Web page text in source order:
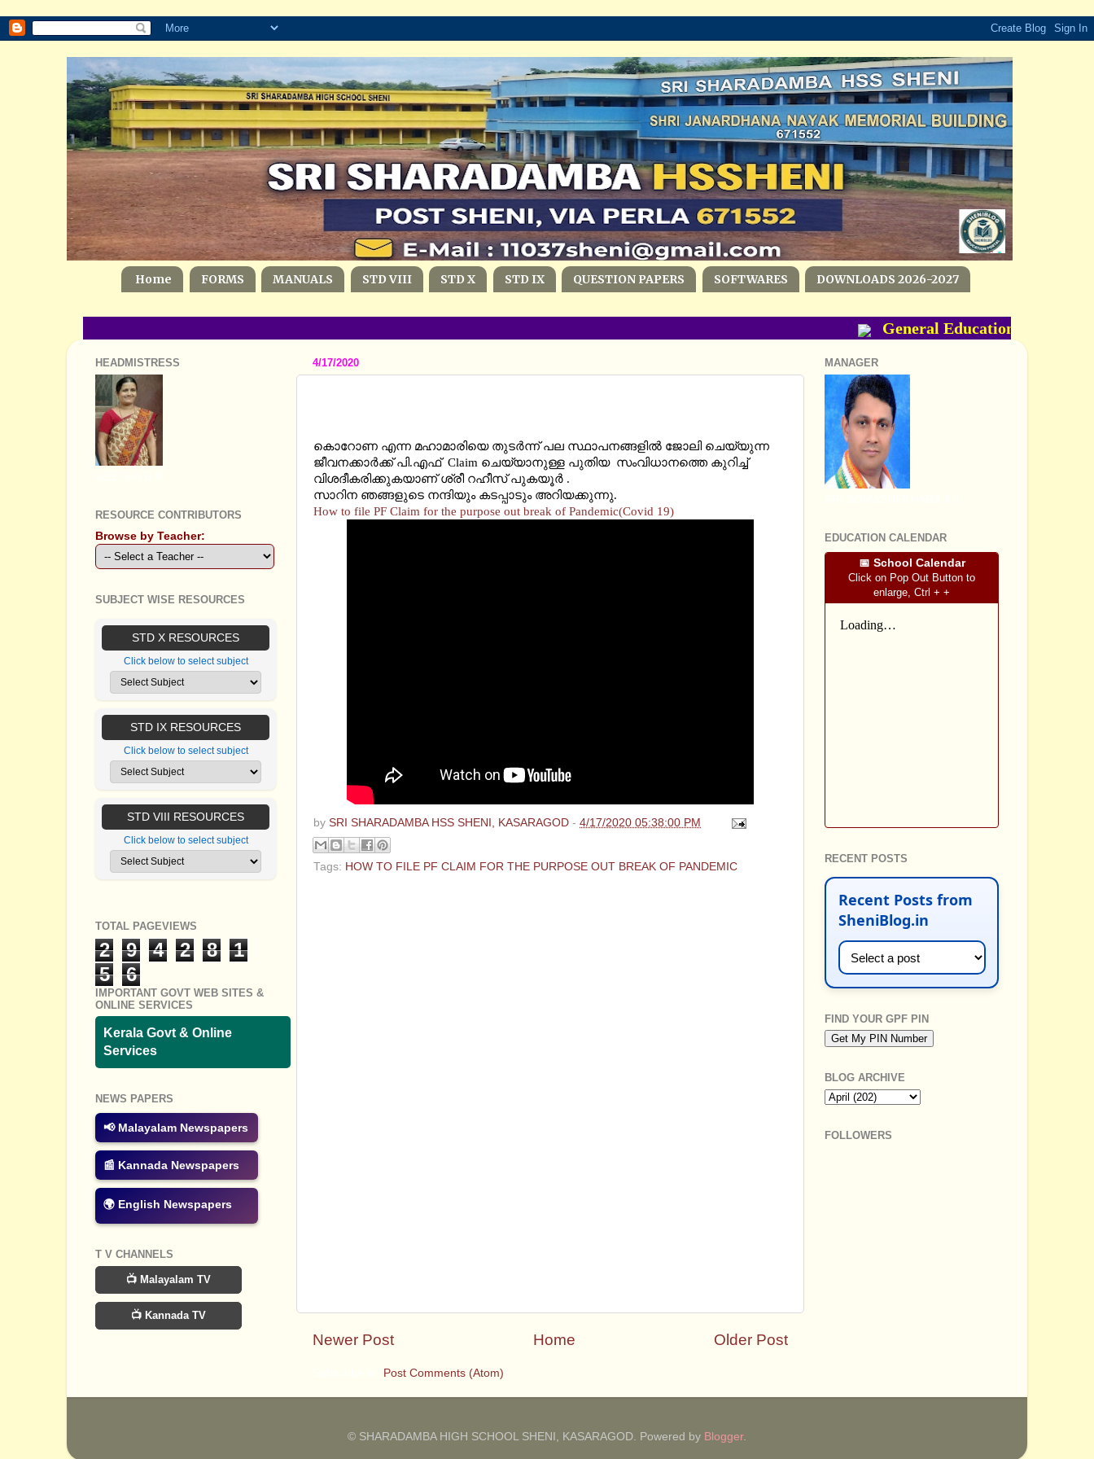
Home FORMS MANUALS STD VIII STD X STD IX QUESTION PAPERS SOFTWARES DOWNLOADS 2026-2027
General Education
4/17/2020
കൊറോണ എന്ന മഹാമാരിയെ തുടര്‍ന്ന് പല സ്ഥാപനങ്ങളില്‍ ജോലി ചെയ്യുന്ന
ജീവനക്കാര്‍ക്ക് പി.എഫ് Claim ചെയ്യാനുള്ള പുതിയ സംവിധാനത്തെ കുറിച്ച്
വിശദീകരിക്കുകയാണ് ശ്രീ റഹീസ് പുകയൂര്‍ .
സാറിന ഞങ്ങളുടെ നന്ദിയും കടപ്പാടും അറിയക്കുന്നു.
How to file PF Claim for the purpose out break of Pandemic(Covid 19)
by SRI SHARADAMBA HSS SHENI, KASARAGOD - 4/17/2020 05:38:00 PM
Tags: HOW TO FILE PF CLAIM FOR THE PURPOSE OUT BREAK OF PANDEMIC
Newer Post Older Post
Home
Post Comments (Atom)
HEADMISTRESS
RESOURCE CONTRIBUTORS
Browse by Teacher:
SUBJECT WISE RESOURCES
STD X RESOURCES
Click below to select subject
STD IX RESOURCES
Click below to select subject
STD VIII RESOURCES
Click below to select subject
TOTAL PAGEVIEWS
2 9 4 2 8
1
5
6
IMPORTANT GOVT WEB SITES &
ONLINE SERVICES
Kerala Govt & Online
Services
NEWS PAPERS
📢 Malayalam Newspapers
📰 Kannada Newspapers
🌍 English Newspapers
T V CHANNELS
📺 Malayalam TV
📺 Kannada TV
MANAGER
EDUCATION CALENDAR
📅 School Calendar
Click on Pop Out Button to
enlarge, Ctrl + +
RECENT POSTS
Recent Posts from
SheniBlog.in
FIND YOUR GPF PIN
BLOG ARCHIVE
FOLLOWERS
© SHARADAMBA HIGH SCHOOL SHENI, KASARAGOD. Powered by Blogger.